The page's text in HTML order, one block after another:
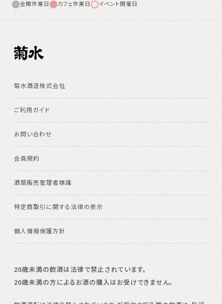
全館休業日 カフェ休業日 イベント開催日
20歳未満の飲酒は法律で禁止されています。
20歳未満の方によるお酒の購入はお受けできません。
菊水酒造株式会社
ご利用ガイド
お問い合わせ
会員規約
酒類販売管理者標識
特定商取引に関する法律の表示
個人情報保護方針